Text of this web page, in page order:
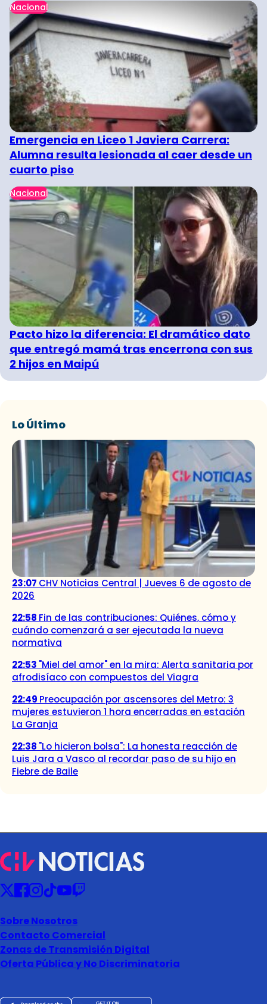
Nacional
Emergencia en Liceo 1 Javiera Carrera:
Alumna resulta lesionada al caer desde un
cuarto piso
Nacional
Pacto hizo la diferencia: El dramático dato
que entregó mamá tras encerrona con sus
2 hijos en Maipú
Lo Último
23:07 CHV Noticias Central | Jueves 6 de agosto de
2026
22:58 Fin de las contribuciones: Quiénes, cómo y
cuándo comenzará a ser ejecutada la nueva
normativa
22:53 "Miel del amor" en la mira: Alerta sanitaria por
afrodisíaco con compuestos del Viagra
22:49 Preocupación por ascensores del Metro: 3
mujeres estuvieron 1 hora encerradas en estación
La Granja
22:38 "Lo hicieron bolsa": La honesta reacción de
Luis Jara a Vasco al recordar paso de su hijo en
Fiebre de Baile
Sobre Nosotros
Contacto Comercial
Zonas de Transmisión Digital
Oferta Pública y No Discriminatoria